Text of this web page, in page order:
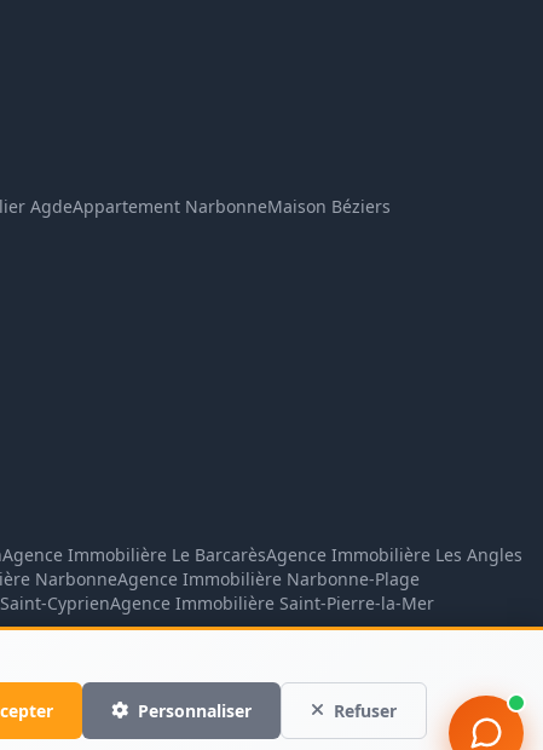
Personnaliser Refuser
AgdeAppartement NarbonneMaison Béziers
Agence Immobilière Le BarcarèsAgence Immobilière Les Angles
NarbonneAgence Immobilière Narbonne-Plage
CyprienAgence Immobilière Saint-Pierre-la-Mer
cherchez (ville, type de bien, budget) et je